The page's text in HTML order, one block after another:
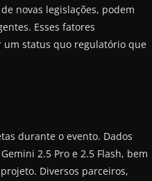
novas legislações, podem
Esses fatores
um status quo regulatório que
durante o evento. Dados
2.5 Pro e 2.5 Flash, bem
Diversos parceiros,